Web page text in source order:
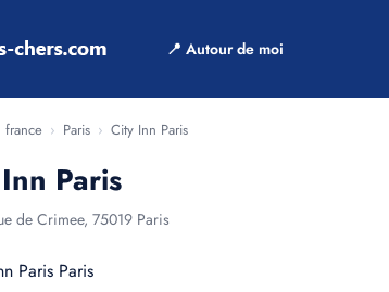
📍 Autour de moi
france › Paris › City Inn Paris
Paris
de Crimee, 75019 Paris